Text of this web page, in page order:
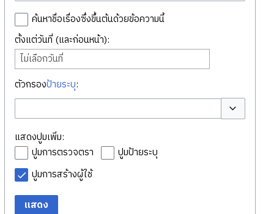
ค้นหาชื่อเรื่องซึ่งขึ้นต้นด้วยข้อความนี้
ตั้งแต่วันที่ (และก่อนหน้า):
ไม่เลือกวันที่
ตัวกรองป้ายระบุ:
สลับตัวเลือก
แสดงปูมเพิ่ม:
ปูมการตรวจตรา
ปูมป้ายระบุ
ปูมการสร้างผู้ใช้
แสดง